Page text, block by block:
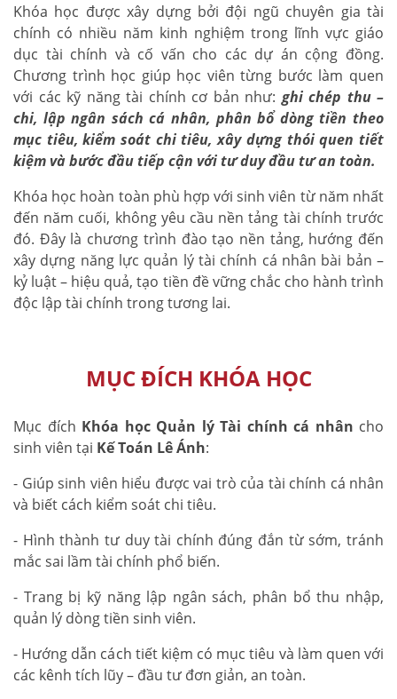
Khóa học được xây dựng bởi đội ngũ chuyên gia tài
chính có nhiều năm kinh nghiệm trong lĩnh vực giáo
dục tài chính và cố vấn cho các dự án cộng đồng.
Chương trình học giúp học viên từng bước làm quen
với các kỹ năng tài chính cơ bản như: ghi chép thu –
chi, lập ngân sách cá nhân, phân bổ dòng tiền theo
mục tiêu, kiểm soát chi tiêu, xây dựng thói quen tiết
kiệm và bước đầu tiếp cận với tư duy đầu tư an toàn.
Khóa học hoàn toàn phù hợp với sinh viên từ năm nhất
đến năm cuối, không yêu cầu nền tảng tài chính trước
đó. Đây là chương trình đào tạo nền tảng, hướng đến
xây dựng năng lực quản lý tài chính cá nhân bài bản –
kỷ luật – hiệu quả, tạo tiền đề vững chắc cho hành trình
độc lập tài chính trong tương lai.
MỤC ĐÍCH KHÓA HỌC
Mục đích Khóa học Quản lý Tài chính cá nhân cho
sinh viên tại Kế Toán Lê Ánh:
- Giúp sinh viên hiểu được vai trò của tài chính cá nhân
và biết cách kiểm soát chi tiêu.
- Hình thành tư duy tài chính đúng đắn từ sớm, tránh
mắc sai lầm tài chính phổ biến.
- Trang bị kỹ năng lập ngân sách, phân bổ thu nhập,
quản lý dòng tiền sinh viên.
- Hướng dẫn cách tiết kiệm có mục tiêu và làm quen với
các kênh tích lũy – đầu tư đơn giản, an toàn.